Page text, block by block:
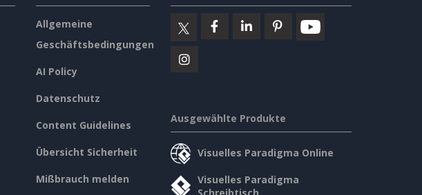
Allgemeine
Geschäftsbedingungen
AI Policy
Datenschutz
Content Guidelines
Übersicht Sicherheit
Mißbrauch melden
Ausgewählte Produkte
Visuelles Paradigma Online
Visuelles Paradigma
Schreibtisch